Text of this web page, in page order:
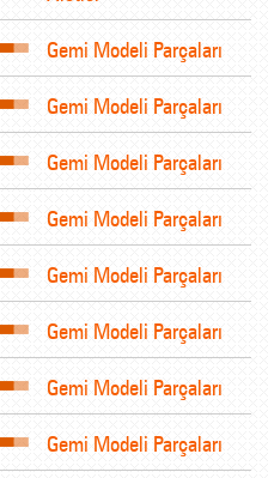
Gemi Modeli Parçaları
Gemi Modeli Parçaları
Gemi Modeli Parçaları
Gemi Modeli Parçaları
Gemi Modeli Parçaları
Gemi Modeli Parçaları
Gemi Modeli Parçaları
Gemi Modeli Parçaları